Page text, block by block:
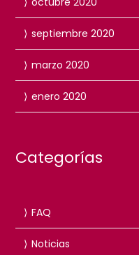
septiembre 2020
marzo 2020
enero 2020
Categorías
FAQ
Noticias